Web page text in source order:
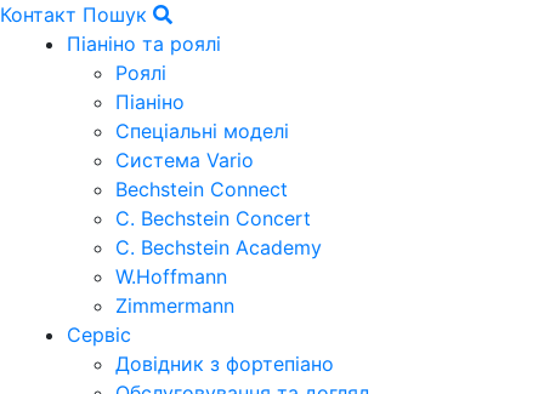
Контакт Пошук
Піаніно та роялі
Роялі
Піаніно
Спеціальні моделі
Система Vario
Bechstein Connect
C. Bechstein Concert
C. Bechstein Academy
W.Hoffmann
Zimmermann
Сервіс
Довідник з фортепіано